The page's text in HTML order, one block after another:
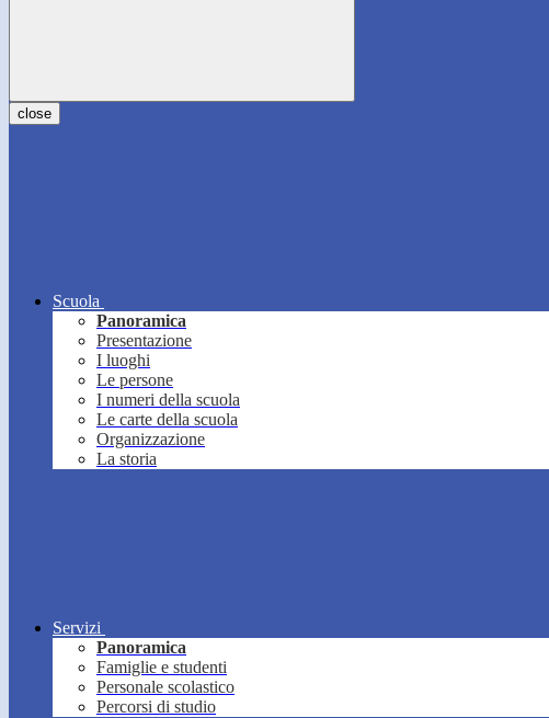
close
Scuola
Panoramica
Presentazione
I luoghi
Le persone
I numeri della scuola
Le carte della scuola
Organizzazione
La storia
Servizi
Panoramica
Famiglie e studenti
Personale scolastico
Percorsi di studio